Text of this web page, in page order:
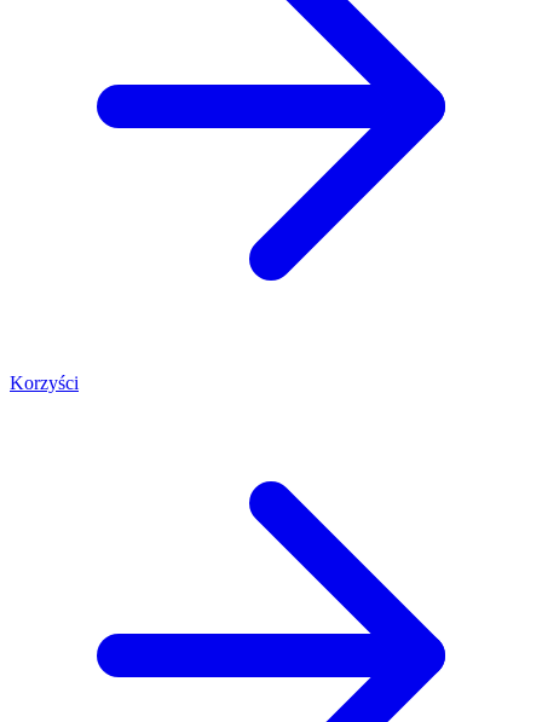
Korzyści